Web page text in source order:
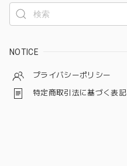
NOTICE
プライバシーポリシー
特定商取引法に基づく表記